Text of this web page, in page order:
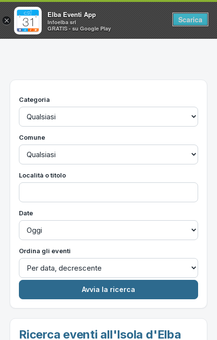
Home
Utilità
Categoria
Comune
Località o titolo
Date
Ordina gli eventi
Ricerca eventi all'Isola d'Elba
×
Elba Eventi App
Infoelba srl
GRATIS - su Google Play
Scarica